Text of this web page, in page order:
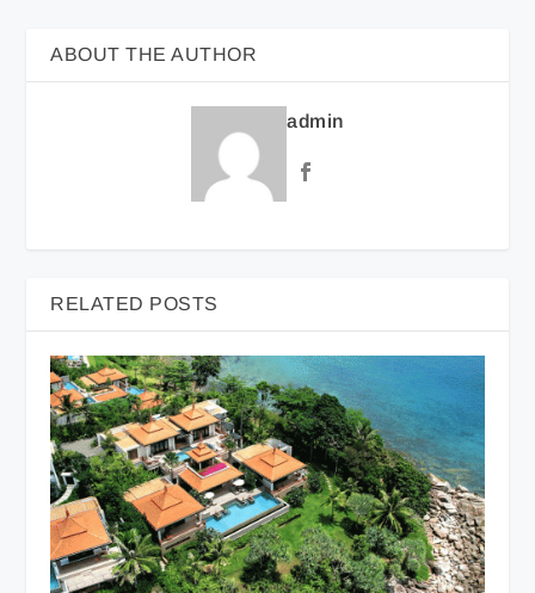
ABOUT THE AUTHOR
admin
RELATED POSTS